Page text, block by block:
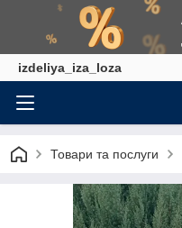
izdeliya_iza_loza
Товари та послуги